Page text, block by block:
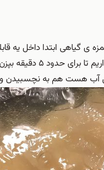
ی گیاهی ابتدا داخل
ورق های
آب هست هم به نچسبیدن